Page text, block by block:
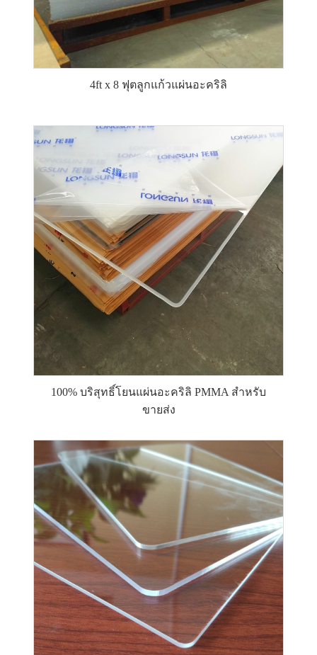
4ft x 8 ฟุตลูกแก้วแผ่นอะคริลิ
100% บริสุทธิ์โยนแผ่นอะคริลิ PMMA สำหรับ
ขายส่ง